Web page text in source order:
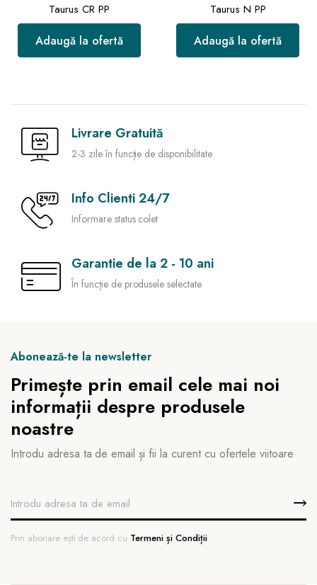
Taurus CR PP
Adaugă la ofertă
Taurus N PP
Adaugă la ofertă
Livrare Gratuită
2-3 zile în funcție de disponibilitate
Info Clienti 24/7
Informare status colet
Garantie de la 2 - 10 ani
În funcție de produsele selectate
Abonează-te la newsletter
Primește prin email cele mai noi
informații despre produsele
noastre
Introdu adresa ta de email și fii la curent cu ofertele viitoare
Prin abonare ești de acord cu Termeni și Condiții